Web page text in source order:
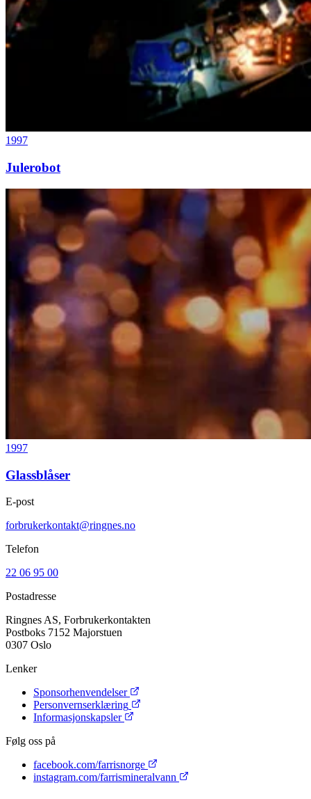
1997
Julerobot
1997
Glassblåser
E-post
forbrukerkontakt@ringnes.no
Telefon
22 06 95 00
Postadresse
Ringnes AS, Forbrukerkontakten
Postboks 7152 Majorstuen
0307 Oslo
Lenker
Sponsorhenvendelser
Personvernserklæring
Informasjonskapsler
Følg oss på
facebook.com/farrisnorge
instagram.com/farrismineralvann